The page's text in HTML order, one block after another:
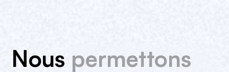
Nous permettons